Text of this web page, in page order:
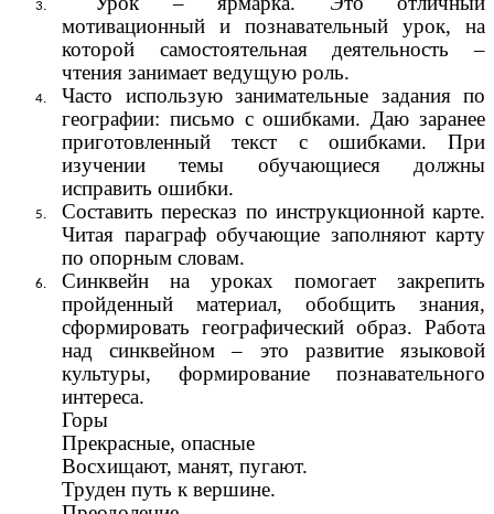
мотивационный и познавательный урок, на
которой самостоятельная деятельность –
чтения занимает ведущую роль.
Часто использую занимательные задания по
географии: письмо с ошибками. Даю заранее
приготовленный текст с ошибками. При
изучении темы обучающиеся должны
исправить ошибки.
Составить пересказ по инструкционной карте.
Читая параграф обучающие заполняют карту
по опорным словам.
Синквейн на уроках помогает закрепить
пройденный материал, обобщить знания,
сформировать географический образ. Работа
над синквейном – это развитие языковой
культуры, формирование познавательного
интереса.
Горы
Прекрасные, опасные
Восхищают, манят, пугают.
Труден путь к вершине.